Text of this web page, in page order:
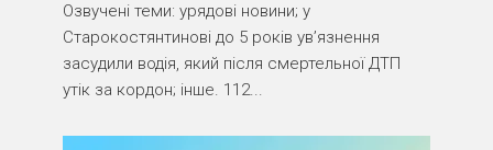
Озвучені теми: урядові новини; у
Старокостянтинові до 5 років ув’язнення
засудили водія, який після смертельної ДТП
утік за кордон; інше. 112...